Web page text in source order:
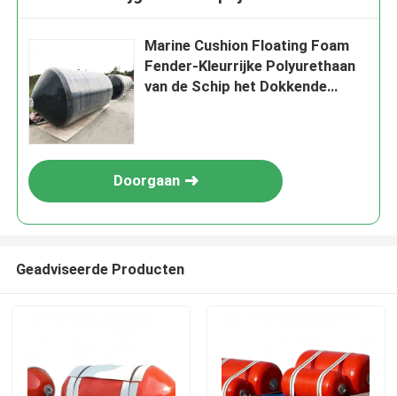
Marine Cushion Floating Foam
Fender-Kleurrijke Polyurethaan
van de Schip het Dokkende
Doorgaan
Geadviseerde Producten